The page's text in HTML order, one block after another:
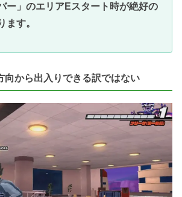
ー」のエリアEスタート時が絶好の
ます。
向から出入りできる訳ではない